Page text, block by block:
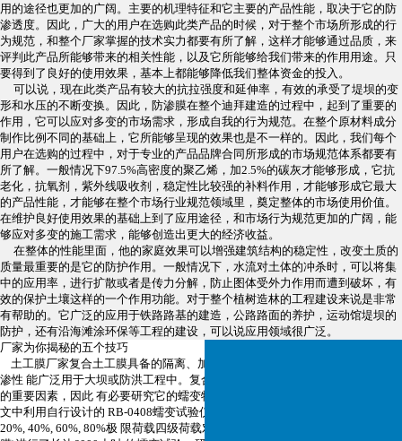
用的途径也更加的广阔。主要的机理特征和它主要的产品性能，取决于它的防
渗透度。因此，广大的用户在选购此类产品的时候，对于整个市场所形成的行
为规范，和整个厂家掌握的技术实力都要有所了解，这样才能够通过品质，来
评判此产品所能够带来的相关性能，以及它所能够给我们带来的作用用途。只
要得到了良好的使用效果，基本上都能够降低我们整体资金的投入。
可以说，现在此类产品有较大的抗拉强度和延伸率，有效的承受了堤坝的变
形和水压的不断变换。因此，防渗膜在整个迪拜建造的过程中，起到了重要的
作用，它可以应对多变的市场需求，形成自我的行为规范。在整个原材料成分
制作比例不同的基础上，它所能够呈现的效果也是不一样的。因此，我们每个
用户在选购的过程中，对于专业的产品品牌合同所形成的市场规范体系都要有
所了解。一般情况下97.5%高密度的聚乙烯，加2.5%的碳灰才能够形成，它抗
老化，抗氧剂，紫外线吸收剂，稳定性比较强的补料作用，才能够形成它最大
的产品性能，才能够在整个市场行业规范领域里，奠定整体的市场使用价值。
在维护良好使用效果的基础上到了应用途径，和市场行为规范更加的广阔，能
够应对多变的施工需求，能够创造出更大的经济收益。
在整体的性能里面，他的家庭效果可以增强建筑结构的稳定性，改变土质的
质量最重要的是它的防护作用。一般情况下，水流对土体的冲杀时，可以将集
中的应用率，进行扩散或者是传力分解，防止图体受外力作用而遭到破坏，有
效的保护土壤这样的一个作用功能。对于整个植树造林的工程建设来说是非常
有帮助的。它广泛的应用于铁路路基的建造，公路路面的养护，运动馆堤坝的
防护，还有沿海滩涂环保等工程的建设，可以说应用领域很广泛。
厂家为你揭秘的五个技巧
土工膜厂家复合土工膜具备的隔离、加筋、防护特性，配合土工膜优异的防
渗性 能广泛用于大坝或防洪工程中。复合土
的重要因素，因此 有必要研究它的蠕变特性。为了填补这方面研究的空白，本
文中利用自行设计的 RB-0408蠕变试验仪(适用于土工布和复合土工膜)，采用
20%, 40%, 60%, 80%极 限荷载四级荷载对短纤针刺非织造复合土工膜(两